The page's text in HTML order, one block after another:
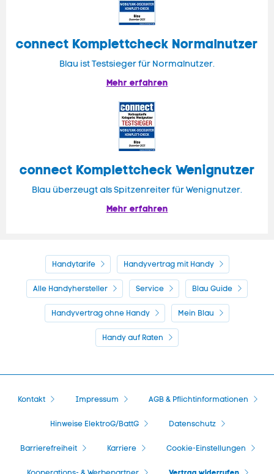
connect Komplettcheck Normalnutzer
Blau ist Testsieger für Normalnutzer.
Mehr erfahren
connect Komplettcheck Wenignutzer
Blau überzeugt als Spitzenreiter für Wenignutzer.
Mehr erfahren
Handytarife Handyvertrag mit Handy
Alle Handyhersteller Service Blau Guide
Handyvertrag ohne Handy Mein Blau
Handy auf Raten
Kontakt Impressum AGB & Pflichtinformationen
Hinweise ElektroG/BattG Datenschutz
Barrierefreiheit Karriere Cookie-Einstellungen